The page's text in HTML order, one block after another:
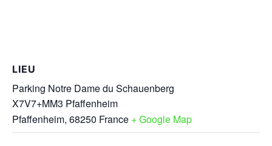
LIEU
Parking Notre Dame du Schauenberg
X7V7+MM3 Pfaffenheim
Pfaffenheim, 68250 France + Google Map